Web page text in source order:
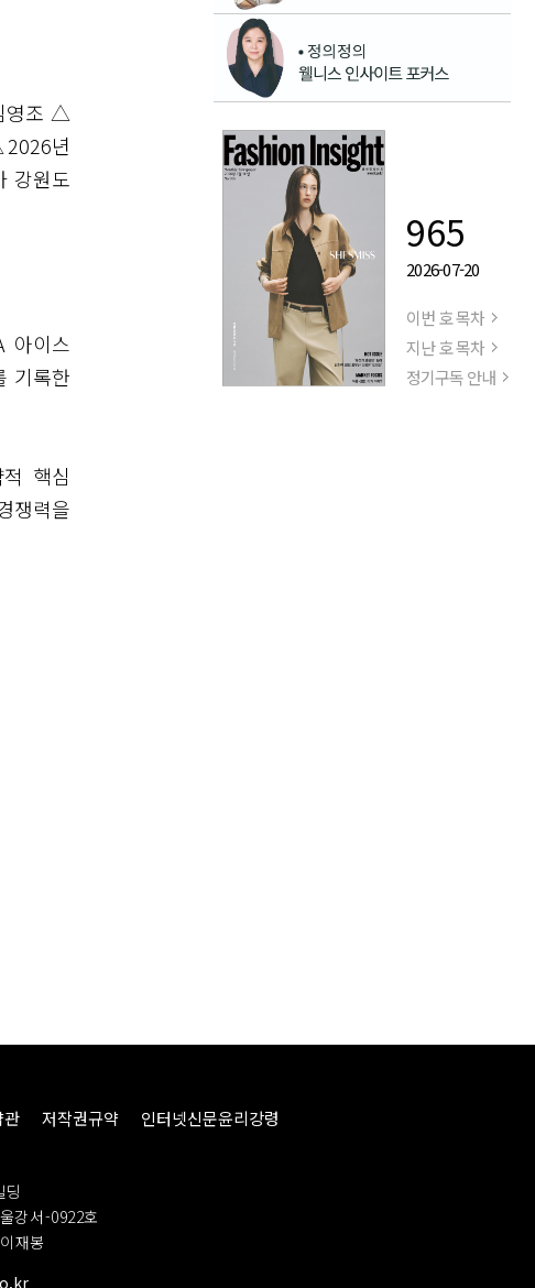
영조 △
년
강원도
아이스
기록한
핵심
쟁력을
965
2026-07-20
이번 호 목차
지난 호 목차
정기구독 안내
관 저작권규약 인터넷신문윤리강령
강서-0922호
재봉